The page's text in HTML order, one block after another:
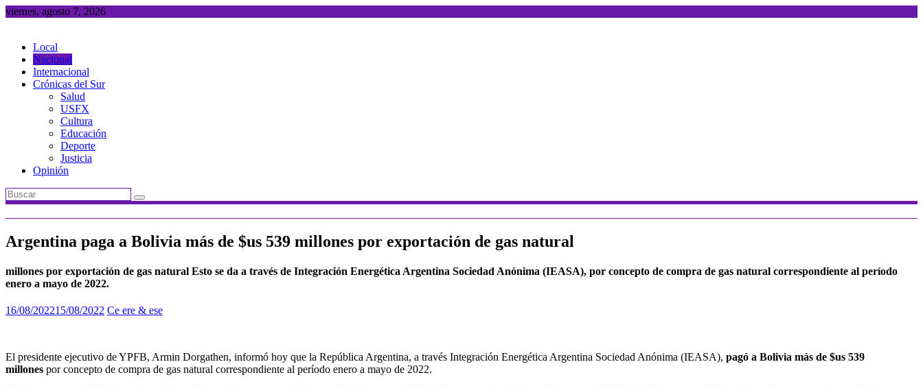
Saltar
viernes, agosto 7, 2026
Local
Nacional
Internacional
Crónicas del Sur
Salud
USFX
Cultura
Educación
Deporte
Justicia
Opinión
Argentina paga a Bolivia más de $us 539 millones por exportación de gas natural
millones por exportación de gas natural Esto se da a través de Integración Energética Argentina Sociedad Anónima (IEASA), por concepto de compra de gas natural correspondiente al período
enero a mayo de 2022.
16/08/202215/08/2022 Ce ere & ese
El presidente ejecutivo de YPFB, Armin Dorgathen, informó hoy que la República Argentina, a través Integración Energética Argentina Sociedad Anónima (IEASA), pagó a Bolivia más de $us 539
millones por concepto de compra de gas natural correspondiente al período enero a mayo de 2022.